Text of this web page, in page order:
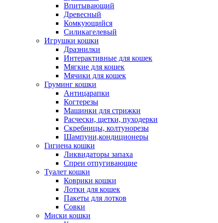
Впитывающий
Древесный
Комкующийся
Силикагелевый
Игрушки кошки
Дразнилки
Интерактивные для кошек
Мягкие для кошек
Мячики для кошек
Груминг кошки
Антицарапки
Когтерезы
Машинки для стрижки
Расчески, щетки, пуходерки
Скребницы, колтунорезы
Шампуни,кондиционеры
Гигиена кошки
Ликвидаторы запаха
Спреи отпугивающие
Туалет кошки
Коврики кошки
Лотки для кошек
Пакеты для лотков
Совки
Миски кошки